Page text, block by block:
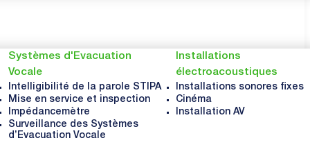
Systèmes d'Evacuation
Vocale
Intelligibilité de la parole STIPA
Mise en service et inspection
Impédancemètre
Surveillance des Systèmes
d’Evacuation Vocale
Installations
électroacoustiques
Installations sonores fixes
Cinéma
Installation AV